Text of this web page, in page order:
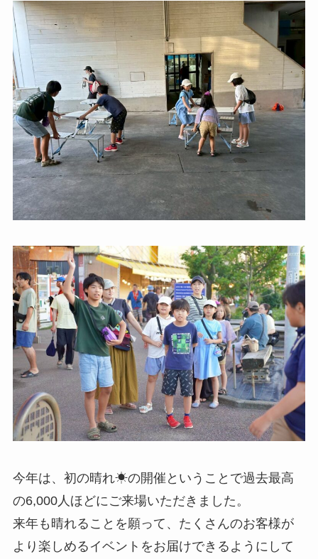
今年は、初の晴れ☀の開催ということで過去最高
の6,000人ほどにご来場いただきました。
来年も晴れることを願って、たくさんのお客様が
より楽しめるイベントをお届けできるようにして